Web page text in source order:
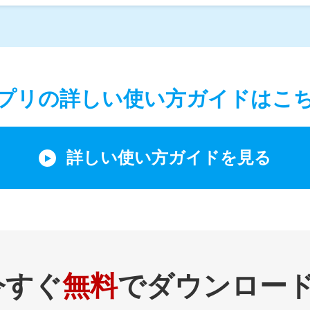
リの詳しい使い方ガイドはこ
詳しい使い方ガイドを見る
ぐ無料でダウンロー